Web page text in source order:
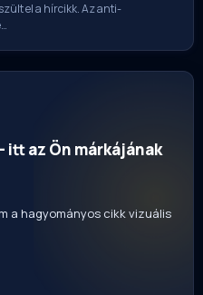
el a hírcikk. Az anti-
az Ön márkájának
a hagyományos cikk vizuális